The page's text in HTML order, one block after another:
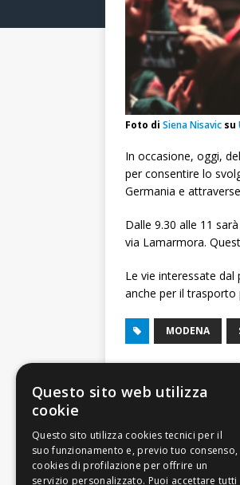
Foto di Siena Nisavic su
In occasione, oggi,
per consentire lo
Germania e
Dalle 9.30 alle 11
via Lamarmora.
Le vie interessate
anche per il trasporto
MODENA
ARTICOLO
ARTICOLI
Questo sito web utilizza
cookie